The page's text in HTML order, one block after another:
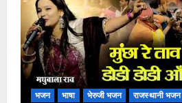
भजन भाषा भेरुजी भजन राजस्थानी भजन